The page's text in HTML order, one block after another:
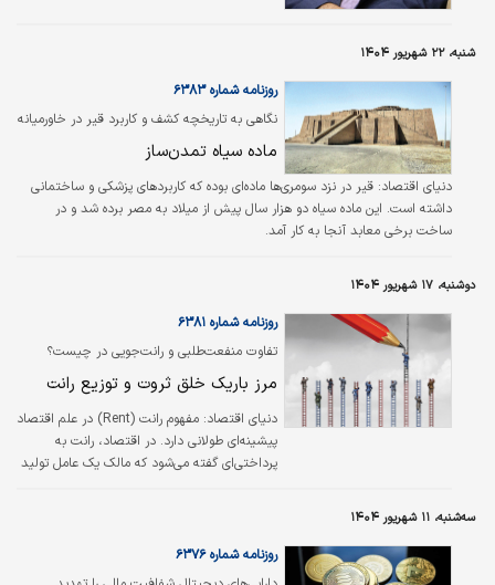
شنبه، ۲۲ شهریور ۱۴۰۴
نگاهی به تاریخچه کشف و کاربرد قیر در خاورمیانه
روزنامه شماره ۶۳۸۳
ماده سیاه تمدن‌ساز
دنیای اقتصاد: قیر در نزد سومری‌ها ماده‌ای بوده که کاربردهای پزشکی و ساختمانی
داشته است. این ماده سیاه دو هزار سال پیش از میلاد به مصر برده شد و در
ساخت برخی معابد آنجا به کار آمد.
دوشنبه، ۱۷ شهریور ۱۴۰۴
تفاوت منفعت‌طلبی و رانت‌جویی در چیست؟
روزنامه شماره ۶۳۸۱
مرز باریک خلق ثروت و توزیع رانت
دنیای اقتصاد:
مفهوم رانت (Rent) در علم اقتصاد
پیشینه‌ای طولانی دارد. در اقتصاد، رانت به
پرداختی‌ای گفته می‌شود که مالک یک عامل تولید
سه‌شنبه، ۱۱ شهریور ۱۴۰۴
روزنامه شماره ۶۳۷۶